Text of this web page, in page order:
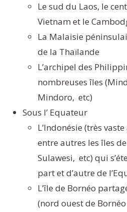
Le sud du Laos, le
Vietnam et le
La Malaisie
de la Thaïlande
L’archipel des
nombreuses îles
Mindoro, etc)
Sous l’ Equateur
L’Indonésie (très
entre autres les îles
Sulawesi, etc) qui
part et d’autre de
L’île de Bornéo
(nord ouest de